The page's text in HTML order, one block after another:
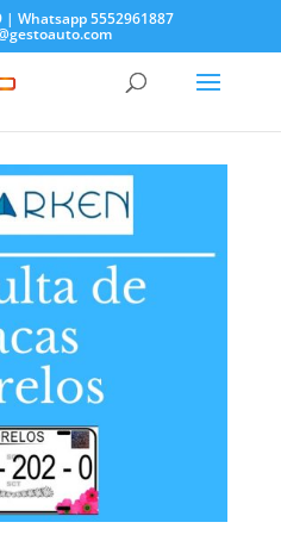
| Whatsapp 5552961887